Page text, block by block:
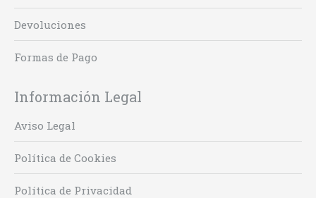
Devoluciones
Formas de Pago
Información Legal
Aviso Legal
Política de Cookies
Política de Privacidad